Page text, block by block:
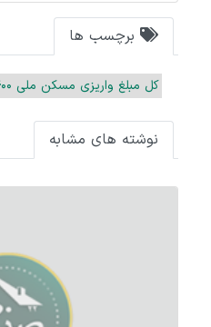
برچسب ها
کل مبلغ واریزی مسکن ملی 1400
نوشته های مشابه